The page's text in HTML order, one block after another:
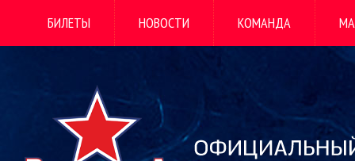
БИЛЕТЫ НОВОСТИ КОМАНДА